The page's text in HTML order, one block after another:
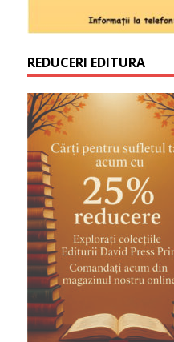
REDUCERI EDITURA